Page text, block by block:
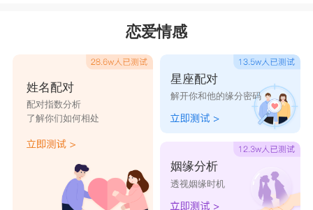
恋爱情感
姓名配对
配对指数分析
了解你们如何相处
星座配对
解开你和他的缘分密码
姻缘分析
透视姻缘时机